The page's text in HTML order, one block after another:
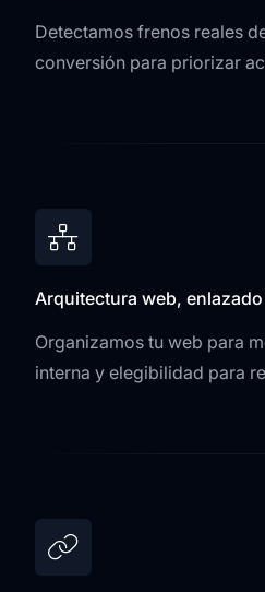
Detectamos frenos reales
conversión para priorizar
Arquitectura web,
Organizamos tu web para
interna y elegibilidad para